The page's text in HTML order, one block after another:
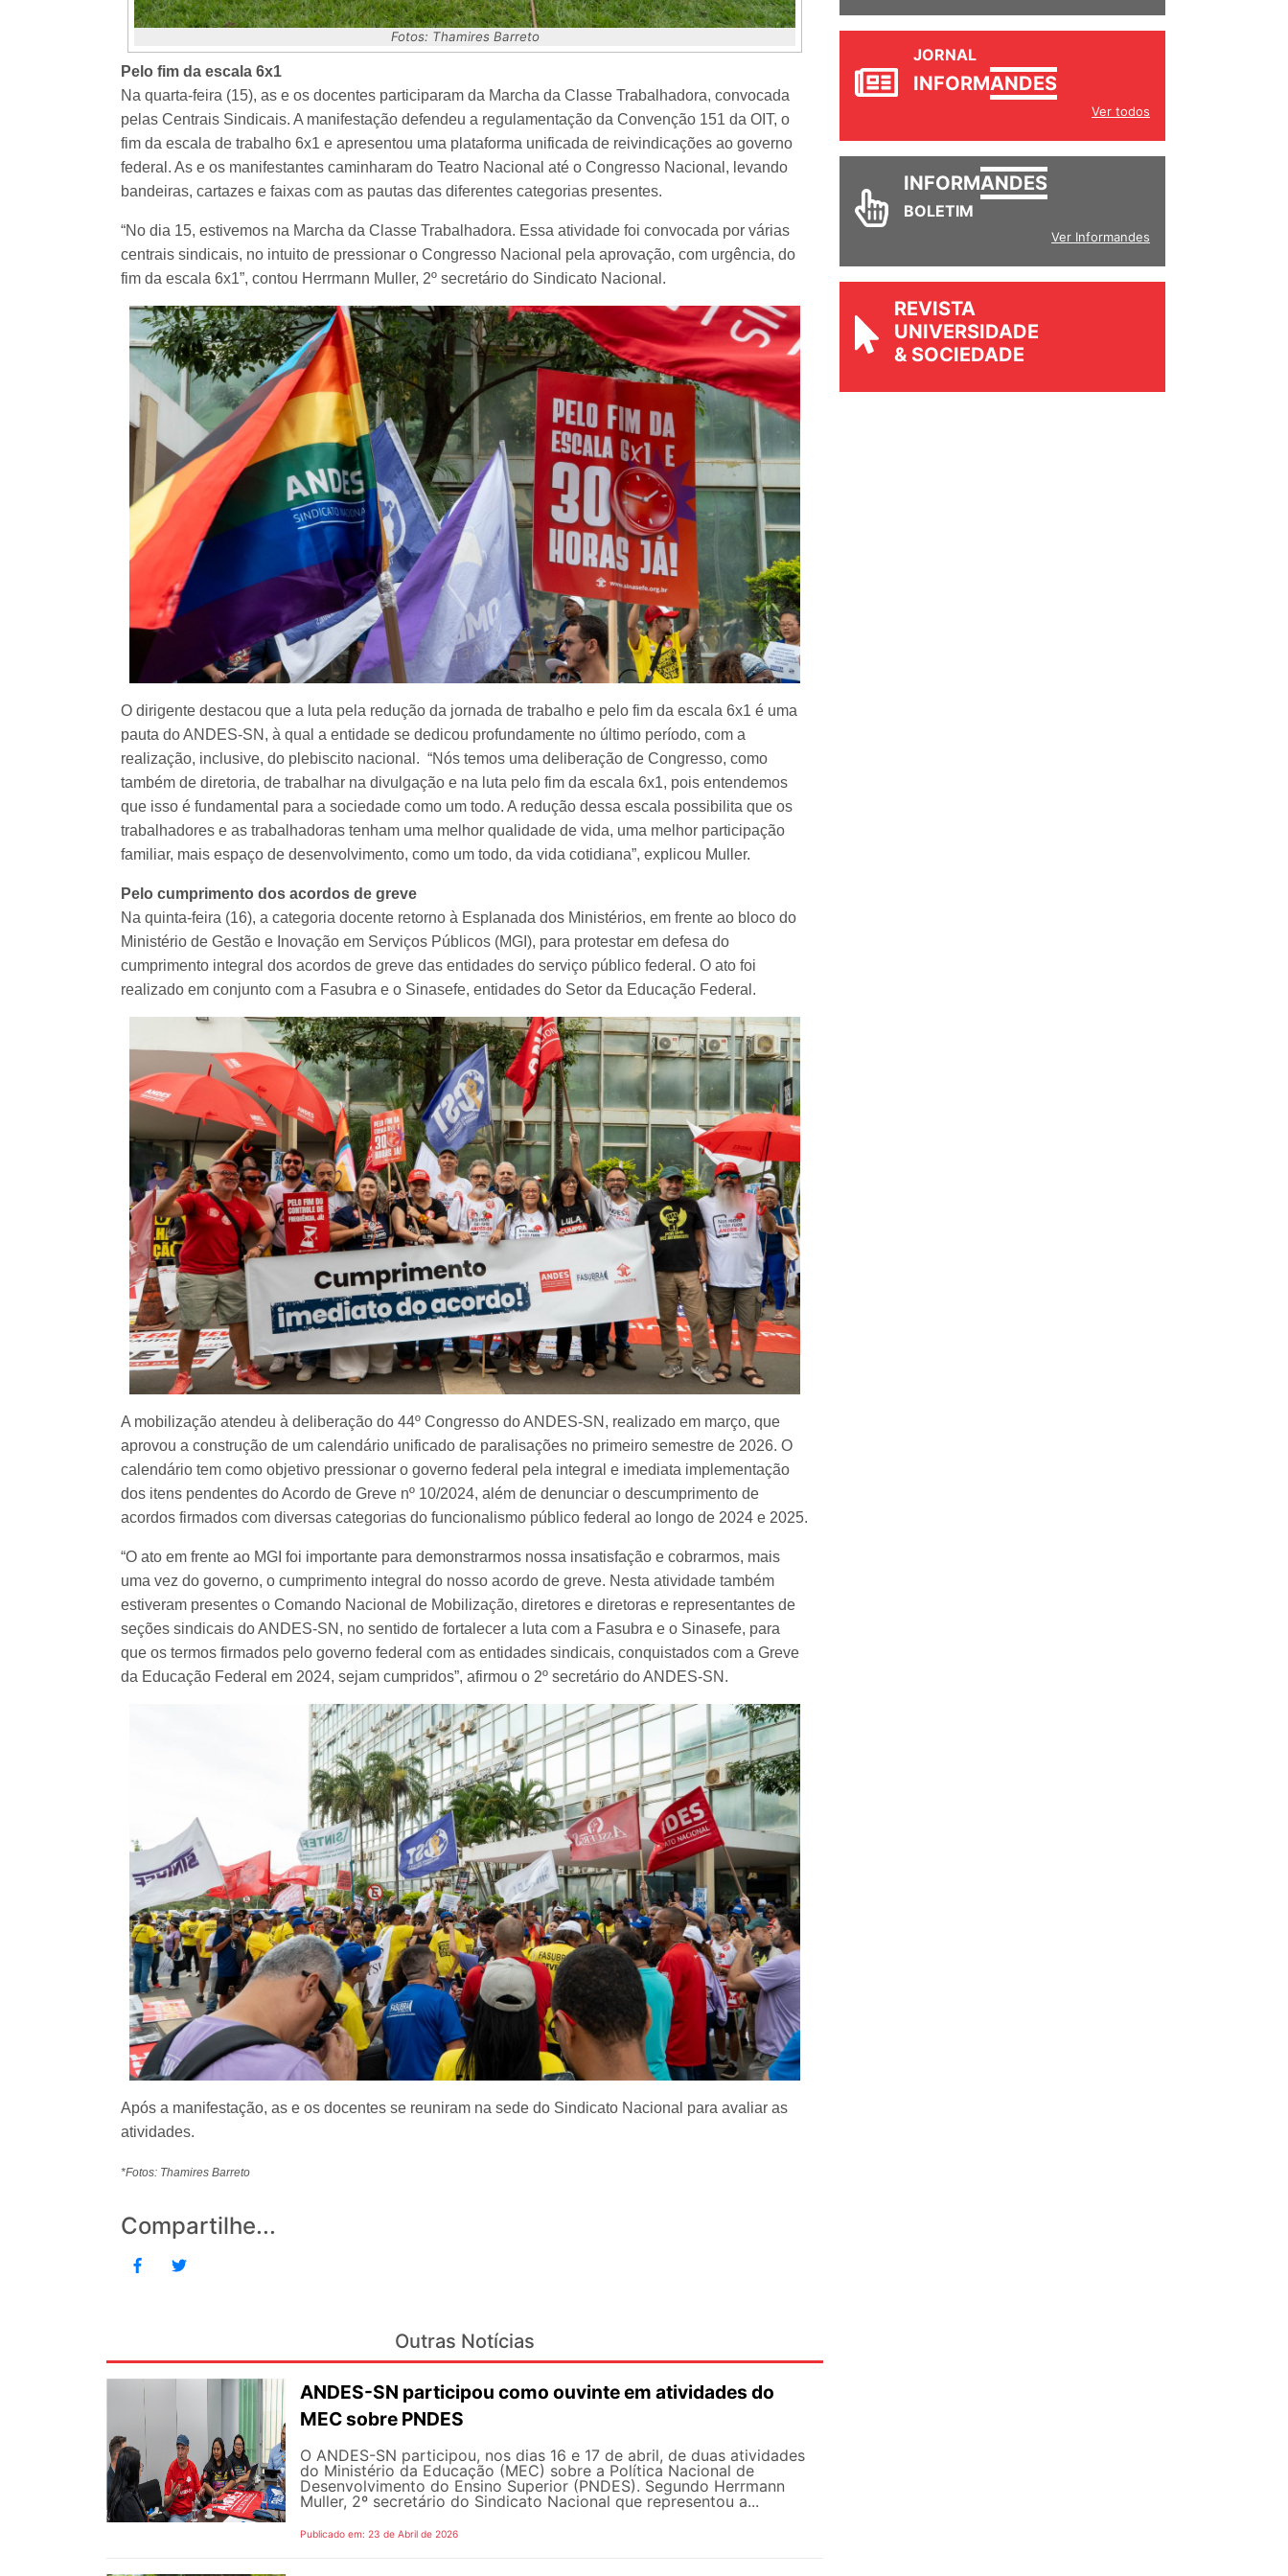
Fotos: Thamires Barreto
Pelo fim da escala 6x1
Na quarta-feira (15), as e os docentes participaram da Marcha da Classe Trabalhadora, convocada
pelas Centrais Sindicais. A manifestação defendeu a regulamentação da Convenção 151 da OIT, o
fim da escala de trabalho 6x1 e apresentou uma plataforma unificada de reivindicações ao governo
federal. As e os manifestantes caminharam do Teatro Nacional até o Congresso Nacional, levando
bandeiras, cartazes e faixas com as pautas das diferentes categorias presentes.
“No dia 15, estivemos na Marcha da Classe Trabalhadora. Essa atividade foi convocada por várias
centrais sindicais, no intuito de pressionar o Congresso Nacional pela aprovação, com urgência, do
fim da escala 6x1”, contou Herrmann Muller, 2º secretário do Sindicato Nacional.
O dirigente destacou que a luta pela redução da jornada de trabalho e pelo fim da escala 6x1 é uma
pauta do ANDES-SN, à qual a entidade se dedicou profundamente no último período, com a
realização, inclusive, do plebiscito nacional. “Nós temos uma deliberação de Congresso, como
também de diretoria, de trabalhar na divulgação e na luta pelo fim da escala 6x1, pois entendemos
que isso é fundamental para a sociedade como um todo. A redução dessa escala possibilita que os
trabalhadores e as trabalhadoras tenham uma melhor qualidade de vida, uma melhor participação
familiar, mais espaço de desenvolvimento, como um todo, da vida cotidiana”, explicou Muller.
Pelo cumprimento dos acordos de greve
Na quinta-feira (16), a categoria docente retorno à Esplanada dos Ministérios, em frente ao bloco do
Ministério de Gestão e Inovação em Serviços Públicos (MGI), para protestar em defesa do
cumprimento integral dos acordos de greve das entidades do serviço público federal. O ato foi
realizado em conjunto com a Fasubra e o Sinasefe, entidades do Setor da Educação Federal.
A mobilização atendeu à deliberação do 44º Congresso do ANDES-SN, realizado em março, que
aprovou a construção de um calendário unificado de paralisações no primeiro semestre de 2026. O
calendário tem como objetivo pressionar o governo federal pela integral e imediata implementação
dos itens pendentes do Acordo de Greve nº 10/2024, além de denunciar o descumprimento de
acordos firmados com diversas categorias do funcionalismo público federal ao longo de 2024 e 2025.
“O ato em frente ao MGI foi importante para demonstrarmos nossa insatisfação e cobrarmos, mais
uma vez do governo, o cumprimento integral do nosso acordo de greve. Nesta atividade também
estiveram presentes o Comando Nacional de Mobilização, diretores e diretoras e representantes de
seções sindicais do ANDES-SN, no sentido de fortalecer a luta com a Fasubra e o Sinasefe, para
que os termos firmados pelo governo federal com as entidades sindicais, conquistados com a Greve
da Educação Federal em 2024, sejam cumpridos”, afirmou o 2º secretário do ANDES-SN.
Após a manifestação, as e os docentes se reuniram na sede do Sindicato Nacional para avaliar as
atividades.
*Fotos: Thamires Barreto
Compartilhe...
Outras Notícias
ANDES-SN participou como ouvinte em atividades do
MEC sobre PNDES
O ANDES-SN participou, nos dias 16 e 17 de abril, de duas atividades
do Ministério da Educação (MEC) sobre a Política Nacional de
Desenvolvimento do Ensino Superior (PNDES). Segundo Herrmann
Muller, 2º secretário do Sindicato Nacional que representou a...
Publicado em: 23 de Abril de 2026
JORNAL
INFORMANDES
Ver todos
INFORMANDES
BOLETIM
Ver Informandes
REVISTA
UNIVERSIDADE
& SOCIEDADE